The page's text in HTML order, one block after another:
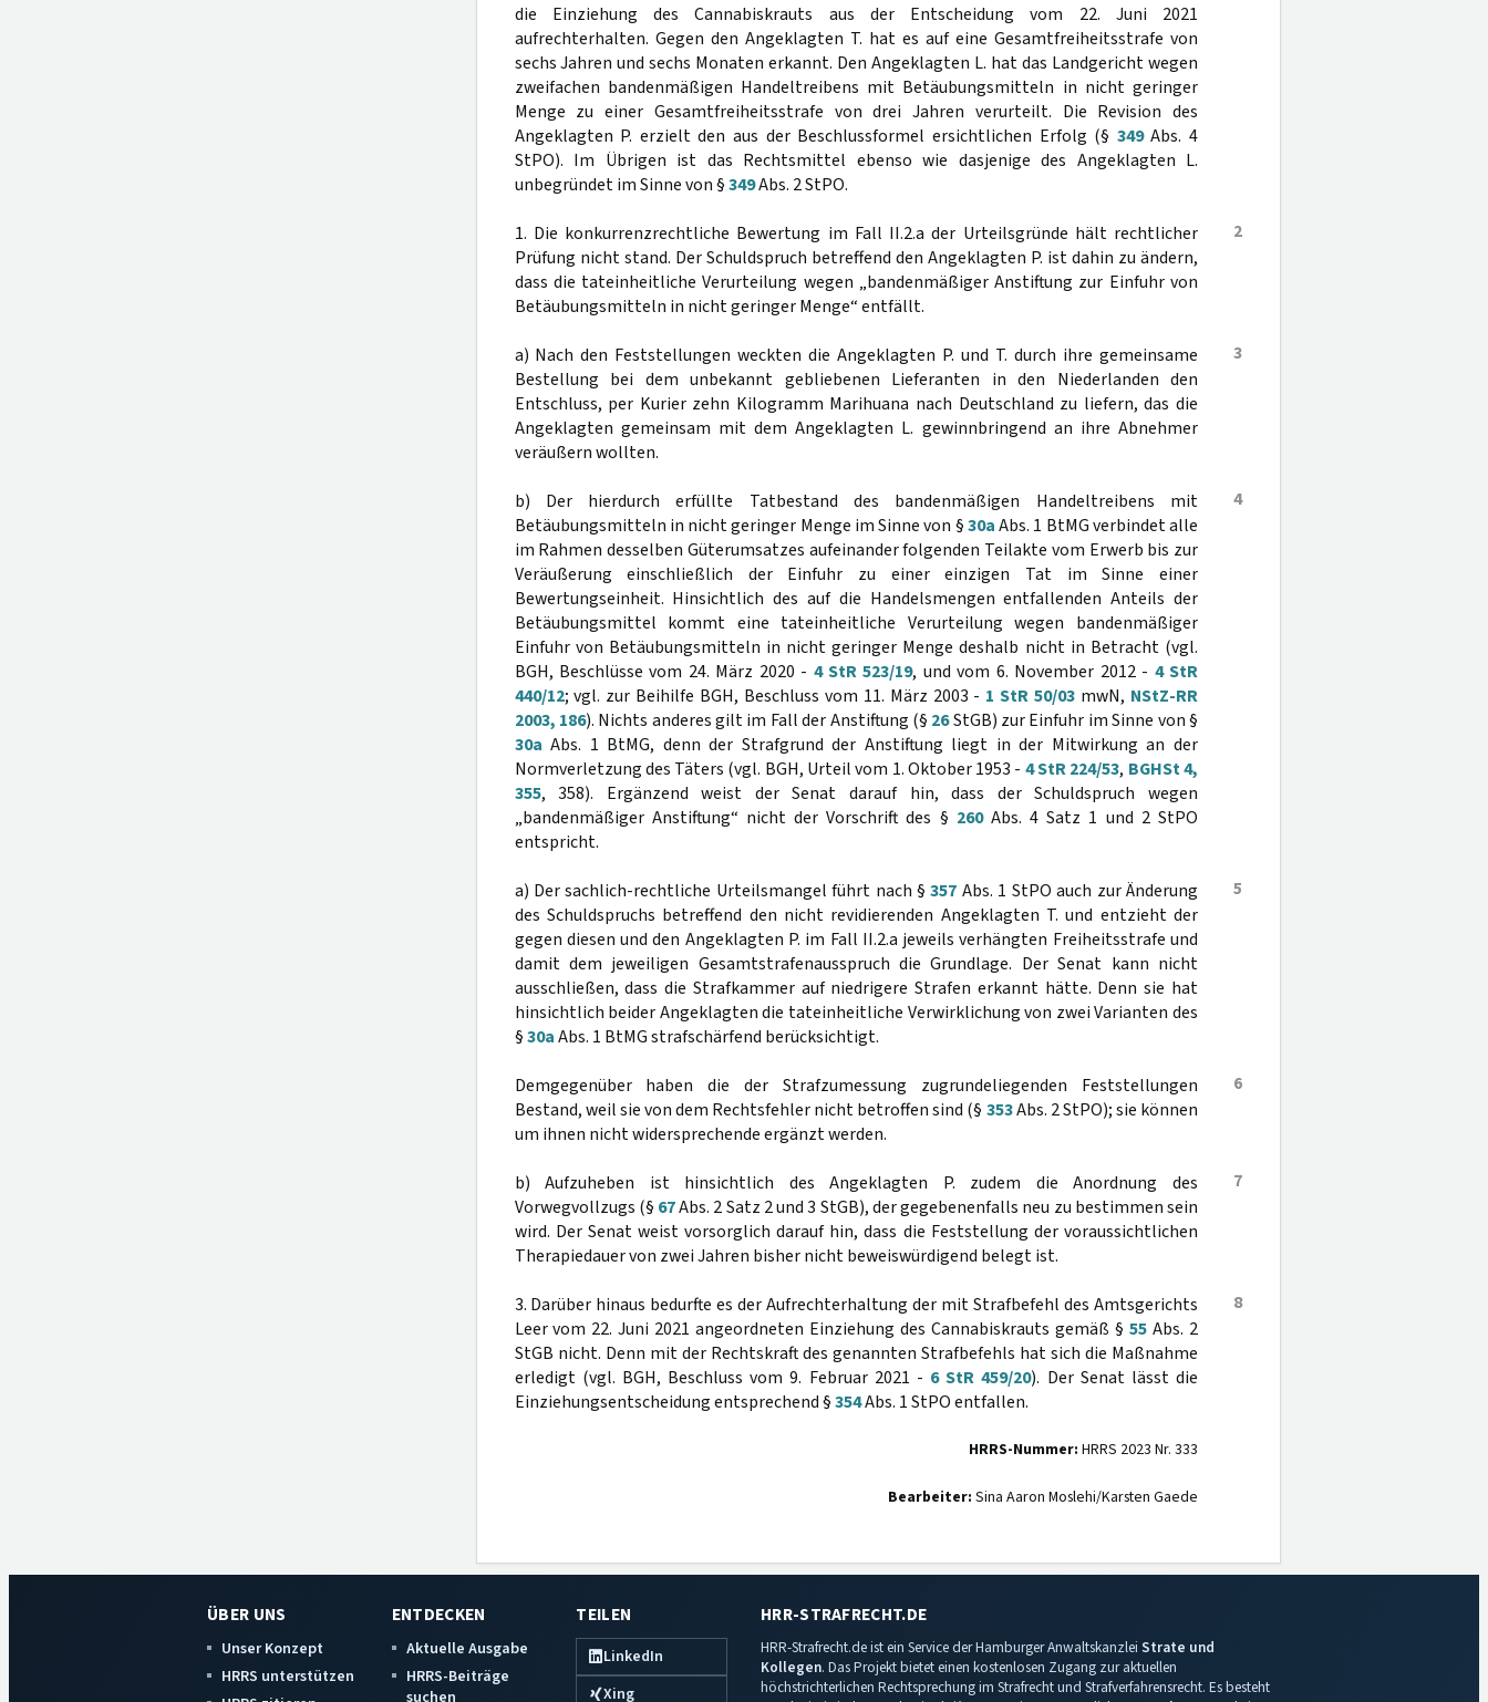
die Einziehung des Cannabiskrauts aus der Entscheidung vom 22. Juni 2021
aufrechterhalten. Gegen den Angeklagten T. hat es auf eine Gesamtfreiheitsstrafe von
sechs Jahren und sechs Monaten erkannt. Den Angeklagten L. hat das Landgericht wegen
zweifachen bandenmäßigen Handeltreibens mit Betäubungsmitteln in nicht geringer
Menge zu einer Gesamtfreiheitsstrafe von drei Jahren verurteilt. Die Revision des
Angeklagten P. erzielt den aus der Beschlussformel ersichtlichen Erfolg (§ 349Abs. 4
StPO). Im Übrigen ist das Rechtsmittel ebenso wie dasjenige des Angeklagten L.
unbegründet im Sinne von §349Abs. 2 StPO.
2
1. Die konkurrenzrechtliche Bewertung im Fall II.2.a der Urteilsgründe hält rechtlicher
Prüfung nicht stand. Der Schuldspruch betreffend den Angeklagten P. ist dahin zu ändern,
dass die tateinheitliche Verurteilung wegen „bandenmäßiger Anstiftung zur Einfuhr von
Betäubungsmitteln in nicht geringer Menge“ entfällt.
3
a) Nach den Feststellungen weckten die Angeklagten P. und T. durch ihre gemeinsame
Bestellung bei dem unbekannt gebliebenen Lieferanten in den Niederlanden den
Entschluss, per Kurier zehn Kilogramm Marihuana nach Deutschland zu liefern, das die
Angeklagten gemeinsam mit dem Angeklagten L. gewinnbringend an ihre Abnehmer
veräußern wollten.
4
b) Der hierdurch erfüllte Tatbestand des bandenmäßigen Handeltreibens mit
Betäubungsmitteln in nicht geringer Menge im Sinne von §30aAbs. 1 BtMG verbindet alle
im Rahmen desselben Güterumsatzes aufeinander folgenden Teilakte vom Erwerb bis zur
Veräußerung einschließlich der Einfuhr zu einer einzigen Tat im Sinne einer
Bewertungseinheit. Hinsichtlich des auf die Handelsmengen entfallenden Anteils der
Betäubungsmittel kommt eine tateinheitliche Verurteilung wegen bandenmäßiger
Einfuhr von Betäubungsmitteln in nicht geringer Menge deshalb nicht in Betracht (vgl.
BGH, Beschlüsse vom 24. März 2020 - 4 StR 523/19, und vom 6. November 2012 - 4 StR
440/12; vgl. zur Beihilfe BGH, Beschluss vom 11. März 2003 - 1 StR 50/03 mwN, NStZ-RR
2003, 186). Nichts anderes gilt im Fall der Anstiftung (§ 26StGB) zur Einfuhr im Sinne von §
30a Abs. 1 BtMG, denn der Strafgrund der Anstiftung liegt in der Mitwirkung an der
Normverletzung des Täters (vgl. BGH, Urteil vom 1. Oktober 1953 - 4 StR 224/53, BGHSt 4,
355, 358). Ergänzend weist der Senat darauf hin, dass der Schuldspruch wegen
„bandenmäßiger Anstiftung“ nicht der Vorschrift des § 260Abs. 4 Satz 1 und 2 StPO
entspricht.
5
a) Der sachlich-rechtliche Urteilsmangel führt nach §357 Abs. 1 StPO auch zur Änderung
des Schuldspruchs betreffend den nicht revidierenden Angeklagten T. und entzieht der
gegen diesen und den Angeklagten P. im Fall II.2.a jeweils verhängten Freiheitsstrafe und
damit dem jeweiligen Gesamtstrafenausspruch die Grundlage. Der Senat kann nicht
ausschließen, dass die Strafkammer auf niedrigere Strafen erkannt hätte. Denn sie hat
hinsichtlich beider Angeklagten die tateinheitliche Verwirklichung von zwei Varianten des
§30aAbs. 1 BtMG strafschärfend berücksichtigt.
6
Demgegenüber haben die der Strafzumessung zugrundeliegenden Feststellungen
Bestand, weil sie von dem Rechtsfehler nicht betroffen sind (§ 353Abs. 2 StPO); sie können
um ihnen nicht widersprechende ergänzt werden.
7
b) Aufzuheben ist hinsichtlich des Angeklagten P. zudem die Anordnung des
Vorwegvollzugs (§ 67Abs. 2 Satz 2 und 3 StGB), der gegebenenfalls neu zu bestimmen sein
wird. Der Senat weist vorsorglich darauf hin, dass die Feststellung der voraussichtlichen
Therapiedauer von zwei Jahren bisher nicht beweiswürdigend belegt ist.
8
3. Darüber hinaus bedurfte es der Aufrechterhaltung der mit Strafbefehl des Amtsgerichts
Leer vom 22. Juni 2021 angeordneten Einziehung des Cannabiskrauts gemäß §55 Abs. 2
StGB nicht. Denn mit der Rechtskraft des genannten Strafbefehls hat sich die Maßnahme
erledigt (vgl. BGH, Beschluss vom 9. Februar 2021 - 6 StR 459/20). Der Senat lässt die
Einziehungsentscheidung entsprechend §354Abs. 1 StPO entfallen.
HRRS-Nummer: HRRS 2023 Nr. 333
Bearbeiter: Sina Aaron Moslehi/Karsten Gaede
ÜBER UNS
Unser Konzept
HRRS unterstützen
ENTDECKEN
Aktuelle Ausgabe
HRRS-Beiträge
suchen
TEILEN
LinkedIn
Xing
HRR-STRAFRECHT.DE
HRR-Strafrecht.de ist ein Service der Hamburger Anwaltskanzlei Strate und
Kollegen. Das Projekt bietet einen kostenlosen Zugang zur aktuellen
höchstrichterlichen Rechtsprechung im Strafrecht und Strafverfahrensrecht. Es besteht